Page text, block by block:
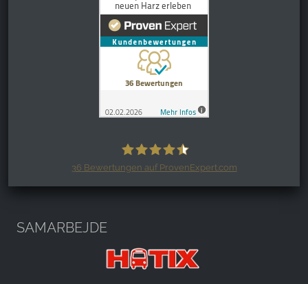
36 Bewertungen auf ProvenExpert.com
SAMARBEJDE